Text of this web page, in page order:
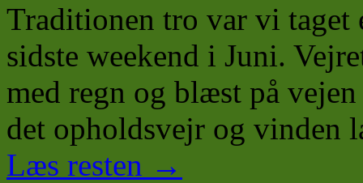
Traditionen tro var vi
sidste weekend i Juni.
med regn og blæst på
det opholdsvejr og vinden
Læs resten →